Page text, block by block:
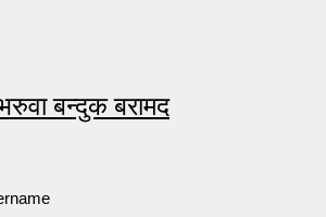
बन्दुक बरामद